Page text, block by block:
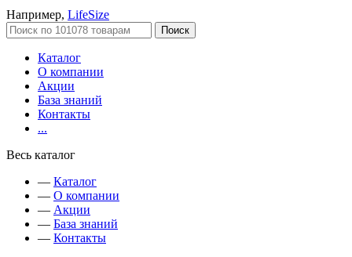
Например, LifeSize
Поиск
Каталог
О компании
Акции
База знаний
Контакты
...
Весь каталог
— Каталог
— О компании
— Акции
— База знаний
— Контакты